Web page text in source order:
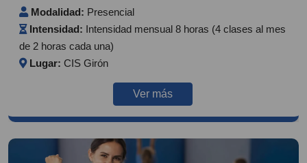
Modalidad: Presencial
Intensidad: Intensidad mensual 8 horas (4 clases al mes
de 2 horas cada una)
Lugar: CIS Girón
Ver más